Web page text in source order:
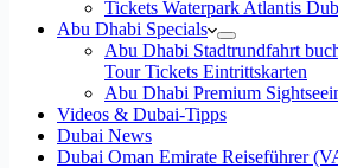
Tickets Waterpark Atlantis
Abu Dhabi Specials
Abu Dhabi Stadtrundfahrt
Tour Tickets Eintrittskarten
Abu Dhabi Premium
Videos & Dubai-Tipps
Dubai News
Dubai Oman Emirate Reiseführer